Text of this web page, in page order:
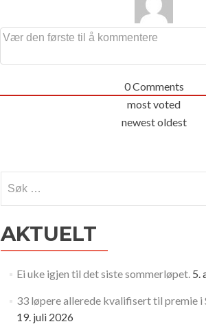
0Comments
most voted
newestoldest
etter:
AKTUELT
Ei uke igjen til det siste sommerløpet. 5.
33 løpere allerede kvalifisert til premie i
19. juli 2026